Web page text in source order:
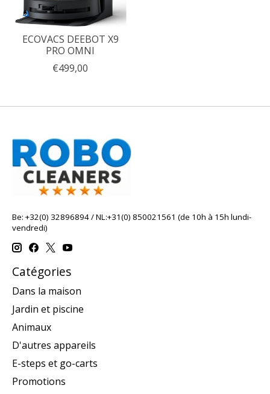
ECOVACS DEEBOT X9
PRO OMNI
€499,00
Be: +32(0) 32896894 / NL:+31(0) 850021561 (de 10h à 15h lundi-
vendredi)
Catégories
Dans la maison
Jardin et piscine
Animaux
D'autres appareils
E-steps et go-carts
Promotions